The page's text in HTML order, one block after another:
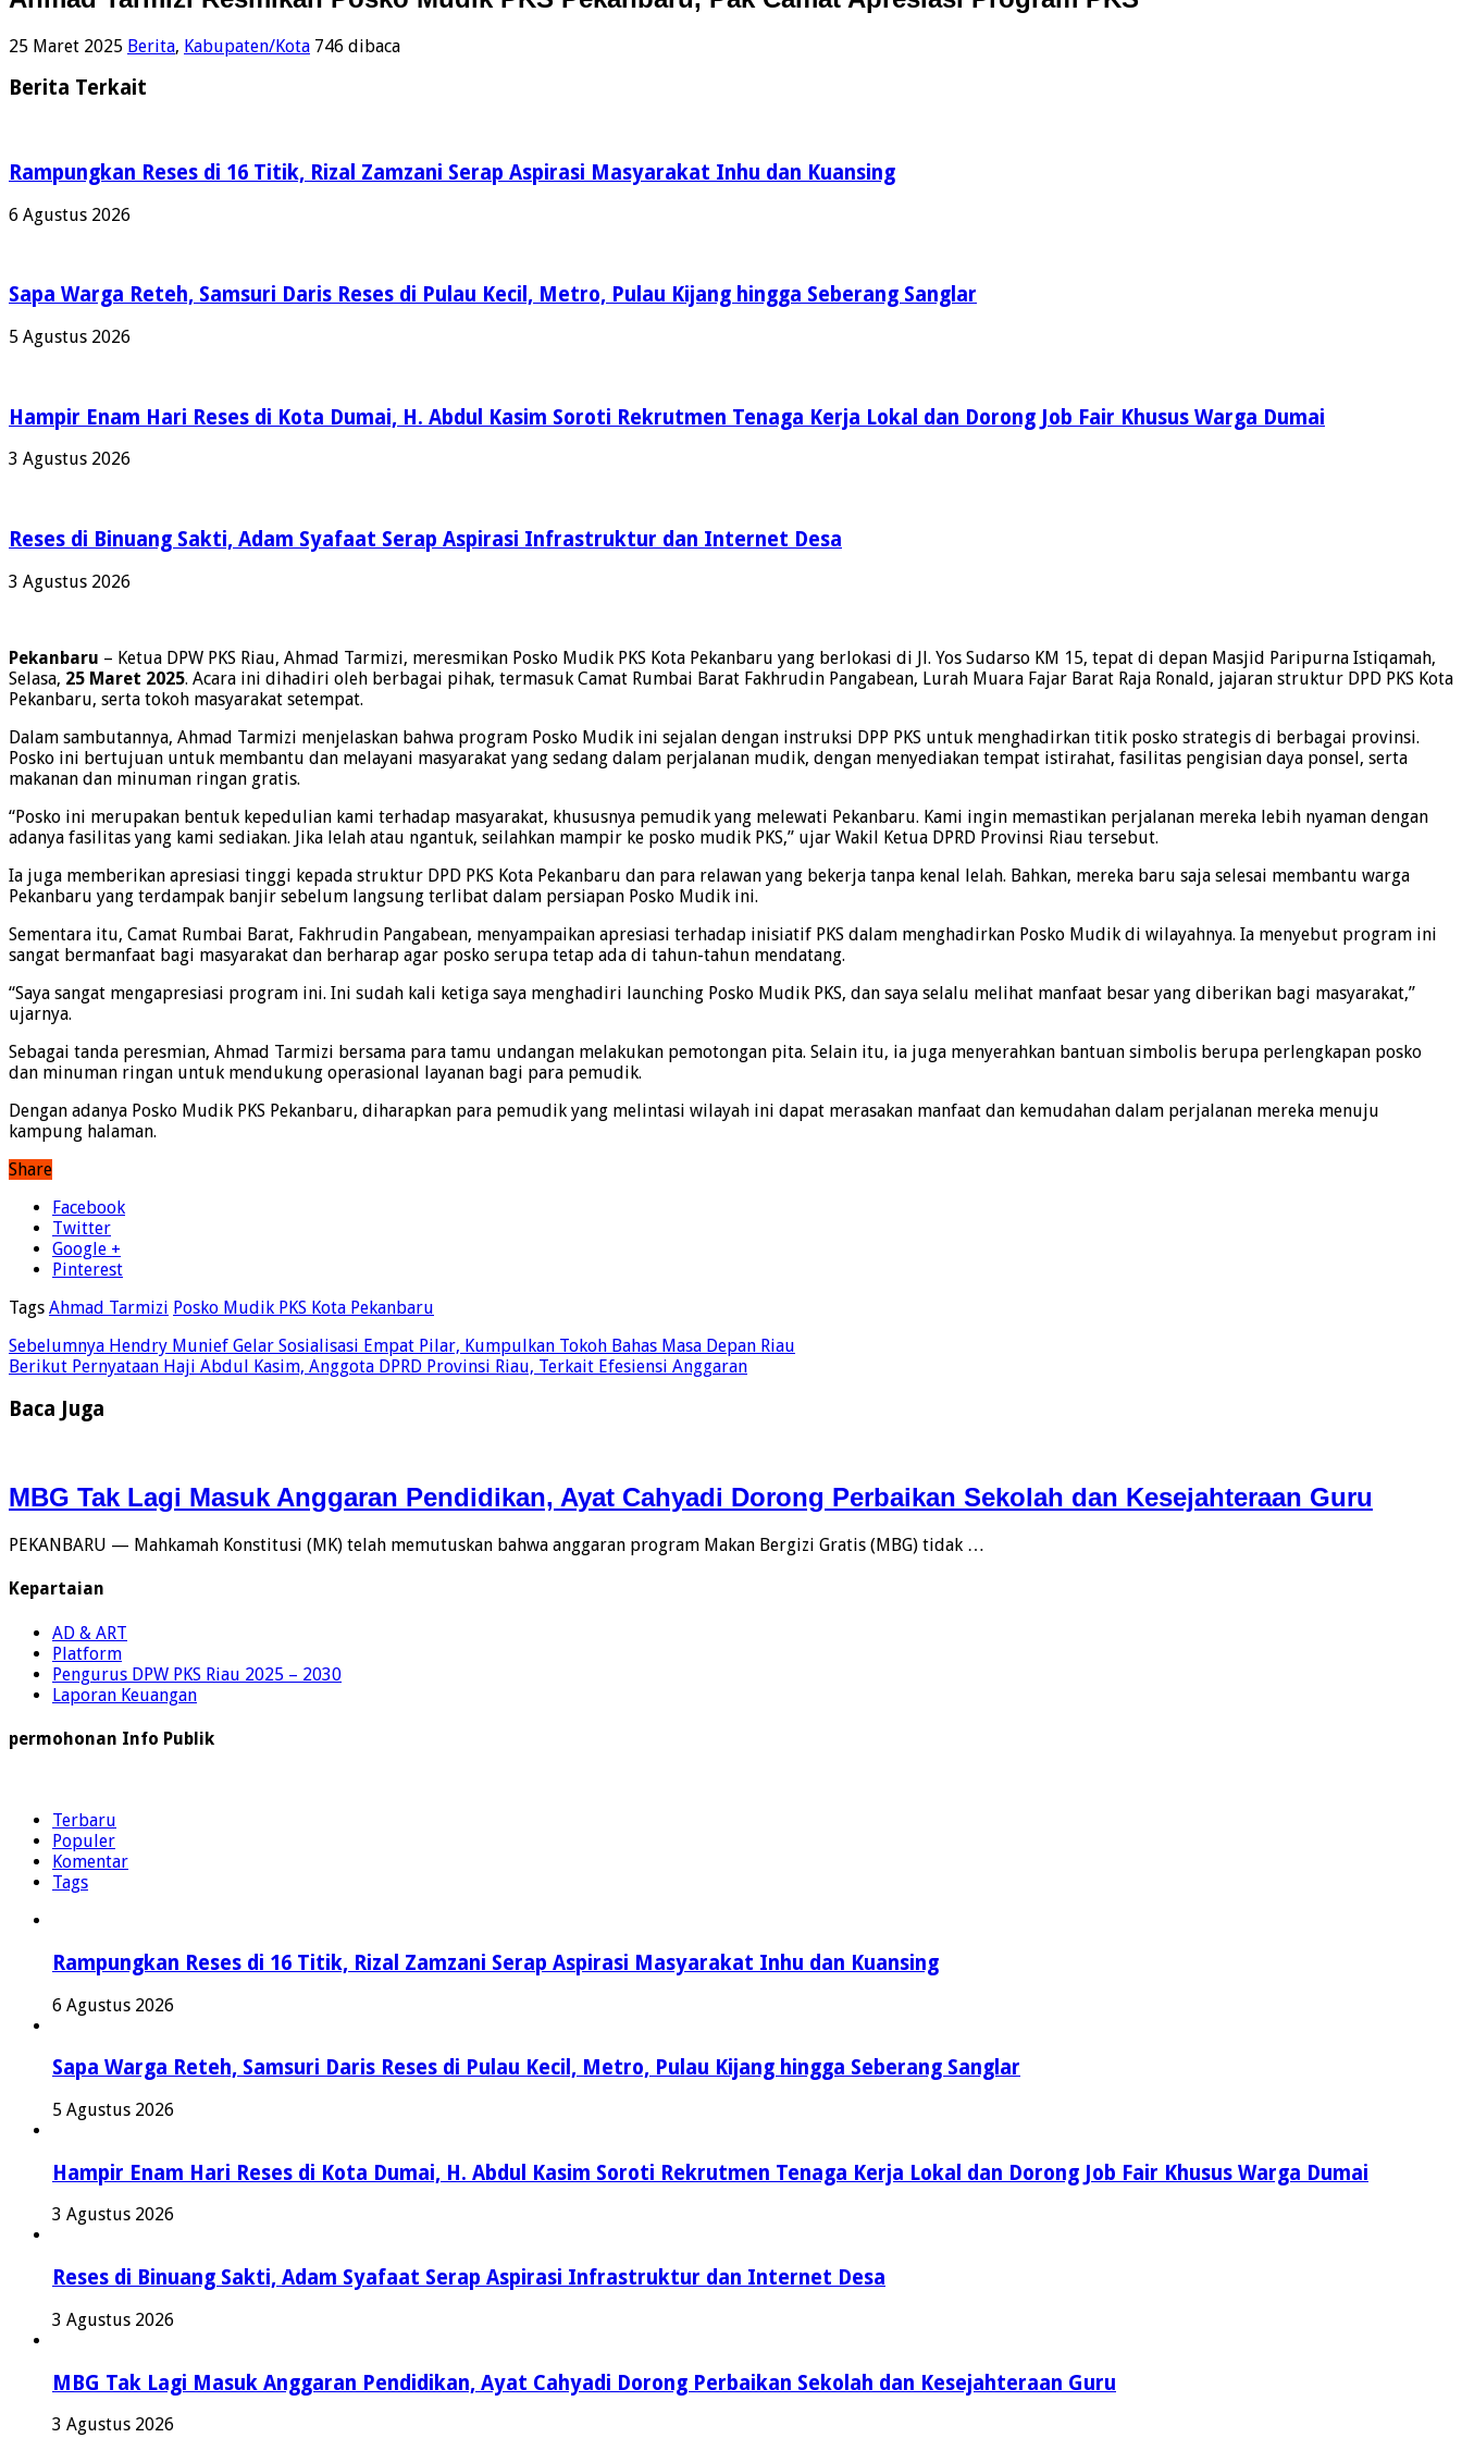
25 Maret 2025 Berita, Kabupaten/Kota 746 dibaca
Berita Terkait
Rampungkan Reses di 16 Titik, Rizal Zamzani Serap Aspirasi Masyarakat Inhu dan Kuansing
6 Agustus 2026
Sapa Warga Reteh, Samsuri Daris Reses di Pulau Kecil, Metro, Pulau Kijang hingga Seberang Sanglar
5 Agustus 2026
Hampir Enam Hari Reses di Kota Dumai, H. Abdul Kasim Soroti Rekrutmen Tenaga Kerja Lokal dan Dorong Job Fair Khusus Warga Dumai
3 Agustus 2026
Reses di Binuang Sakti, Adam Syafaat Serap Aspirasi Infrastruktur dan Internet Desa
3 Agustus 2026
Pekanbaru – Ketua DPW PKS Riau, Ahmad Tarmizi, meresmikan Posko Mudik PKS Kota Pekanbaru yang berlokasi di Jl. Yos Sudarso KM 15, tepat di depan Masjid Paripurna Istiqamah,
Selasa, 25 Maret 2025. Acara ini dihadiri oleh berbagai pihak, termasuk Camat Rumbai Barat Fakhrudin Pangabean, Lurah Muara Fajar Barat Raja Ronald, jajaran struktur DPD PKS Kota
Pekanbaru, serta tokoh masyarakat setempat.
Dalam sambutannya, Ahmad Tarmizi menjelaskan bahwa program Posko Mudik ini sejalan dengan instruksi DPP PKS untuk menghadirkan titik posko strategis di berbagai provinsi.
Posko ini bertujuan untuk membantu dan melayani masyarakat yang sedang dalam perjalanan mudik, dengan menyediakan tempat istirahat, fasilitas pengisian daya ponsel, serta
makanan dan minuman ringan gratis.
“Posko ini merupakan bentuk kepedulian kami terhadap masyarakat, khususnya pemudik yang melewati Pekanbaru. Kami ingin memastikan perjalanan mereka lebih nyaman dengan
adanya fasilitas yang kami sediakan. Jika lelah atau ngantuk, seilahkan mampir ke posko mudik PKS,” ujar Wakil Ketua DPRD Provinsi Riau tersebut.
Ia juga memberikan apresiasi tinggi kepada struktur DPD PKS Kota Pekanbaru dan para relawan yang bekerja tanpa kenal lelah. Bahkan, mereka baru saja selesai membantu warga
Pekanbaru yang terdampak banjir sebelum langsung terlibat dalam persiapan Posko Mudik ini.
Sementara itu, Camat Rumbai Barat, Fakhrudin Pangabean, menyampaikan apresiasi terhadap inisiatif PKS dalam menghadirkan Posko Mudik di wilayahnya. Ia menyebut program ini
sangat bermanfaat bagi masyarakat dan berharap agar posko serupa tetap ada di tahun-tahun mendatang.
“Saya sangat mengapresiasi program ini. Ini sudah kali ketiga saya menghadiri launching Posko Mudik PKS, dan saya selalu melihat manfaat besar yang diberikan bagi masyarakat,”
ujarnya.
Sebagai tanda peresmian, Ahmad Tarmizi bersama para tamu undangan melakukan pemotongan pita. Selain itu, ia juga menyerahkan bantuan simbolis berupa perlengkapan posko
dan minuman ringan untuk mendukung operasional layanan bagi para pemudik.
Dengan adanya Posko Mudik PKS Pekanbaru, diharapkan para pemudik yang melintasi wilayah ini dapat merasakan manfaat dan kemudahan dalam perjalanan mereka menuju
kampung halaman.
Share
Facebook
Twitter
Google +
Pinterest
Tags Ahmad Tarmizi Posko Mudik PKS Kota Pekanbaru
Sebelumnya Hendry Munief Gelar Sosialisasi Empat Pilar, Kumpulkan Tokoh Bahas Masa Depan Riau
Berikut Pernyataan Haji Abdul Kasim, Anggota DPRD Provinsi Riau, Terkait Efesiensi Anggaran
Baca Juga
MBG Tak Lagi Masuk Anggaran Pendidikan, Ayat Cahyadi Dorong Perbaikan Sekolah dan Kesejahteraan Guru
PEKANBARU — Mahkamah Konstitusi (MK) telah memutuskan bahwa anggaran program Makan Bergizi Gratis (MBG) tidak …
Kepartaian
AD & ART
Platform
Pengurus DPW PKS Riau 2025 – 2030
Laporan Keuangan
permohonan Info Publik
Terbaru
Populer
Komentar
Tags
Rampungkan Reses di 16 Titik, Rizal Zamzani Serap Aspirasi Masyarakat Inhu dan Kuansing
6 Agustus 2026
Sapa Warga Reteh, Samsuri Daris Reses di Pulau Kecil, Metro, Pulau Kijang hingga Seberang Sanglar
5 Agustus 2026
Hampir Enam Hari Reses di Kota Dumai, H. Abdul Kasim Soroti Rekrutmen Tenaga Kerja Lokal dan Dorong Job Fair Khusus Warga Dumai
3 Agustus 2026
Reses di Binuang Sakti, Adam Syafaat Serap Aspirasi Infrastruktur dan Internet Desa
3 Agustus 2026
MBG Tak Lagi Masuk Anggaran Pendidikan, Ayat Cahyadi Dorong Perbaikan Sekolah dan Kesejahteraan Guru
3 Agustus 2026